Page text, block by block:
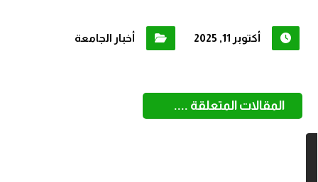
أكتوبر 11, 2025 أخبار الجامعة
المقالات المتعلقة ....